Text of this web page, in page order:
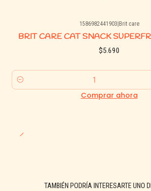
1586982441903 Brit care
BRIT CARE CAT SNACK
$5.690
Cantidad
Comprar ahora
TAMBIÉN PODRÍA INTERESARTE UNO